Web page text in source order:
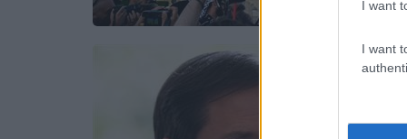
I want
I want